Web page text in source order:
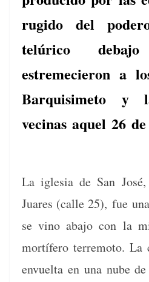
rugido del
telúrico
estremecieron a
Barquisimeto y
vecinas aquel 26
La igle­sia de San
Juares (calle 25),fue
se vino aba­jo con la
mortífero ter­re­mo­to. La
envuelta en una nube